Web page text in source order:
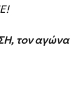
τον αγώνα